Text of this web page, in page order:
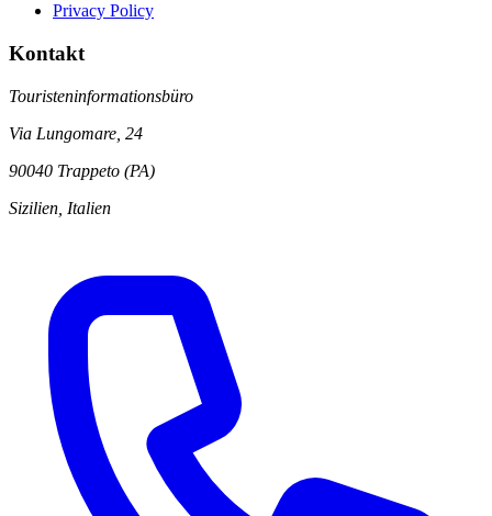
Privacy Policy
Kontakt
Touristeninformationsbüro
Via Lungomare, 24
90040 Trappeto (PA)
Sizilien, Italien